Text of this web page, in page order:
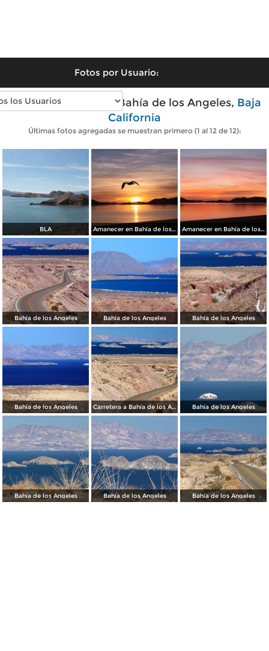
Fotos por Usuario:
Fotos modernas de Bahía de los Angeles, Baja
California
Últimas fotos agregadas se muestran primero (1 al 12 de 12):
BLA Amanecer en Bahía de los Angeles. Amanecer en Bahía de los Angeles.
Bahía de los Angeles Bahía de los Angeles Bahía de los Angeles
Bahía de los Angeles Carretera a Bahía de los Angeles Bahía de los Angeles
Bahía de los Angeles Bahía de los Angeles Bahía de los Angeles